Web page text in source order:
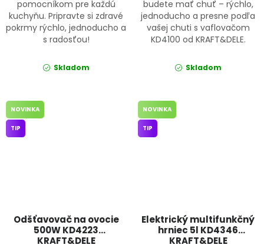
pomocníkom pre každú
kuchyňu. Pripravte si zdravé
pokrmy rýchlo, jednoducho a
s radosťou!
Skladom
budete mať chuť – rýchlo,
jednoducho a presne podľa
vašej chuti s vaflovačom
KD4100 od KRAFT&DELE.
Skladom
Odšťavovač na ovocie
500W KD4223
KRAFT&DELE
NOVINKA
TIP
Elektrický multifunkčný
hrniec 5l KD4346
KRAFT&DELE
NOVINKA
TIP